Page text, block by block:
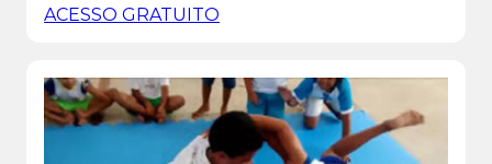
ACESSO GRATUITO